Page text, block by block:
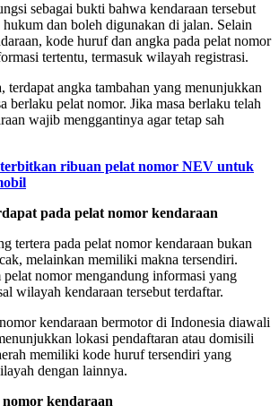
sebagai bukti bahwa kendaraan tersebut
hukum dan boleh digunakan di jalan. Selain
kode huruf dan angka pada pelat nomor
tertentu, termasuk wilayah registrasi.
terdapat angka tambahan yang menunjukkan
berlaku pelat nomor. Jika masa berlaku telah
wajib menggantinya agar tetap sah
ribuan pelat nomor NEV untuk
pada pelat nomor kendaraan
tertera pada pelat nomor kendaraan bukan
melainkan memiliki makna tersendiri.
pelat nomor mengandung informasi yang
wilayah kendaraan tersebut terdaftar.
kendaraan bermotor di Indonesia diawali
lokasi pendaftaran atau domisili
memiliki kode huruf tersendiri yang
dengan lainnya.
kendaraan